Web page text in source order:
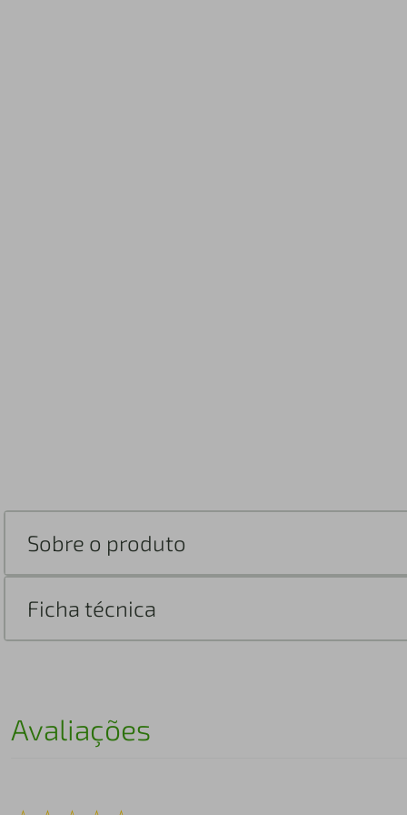
Sobre o produto
Ficha técnica
Avaliações